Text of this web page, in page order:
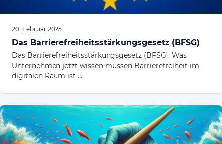
20. Februar 2025
Das Barrierefreiheitsstärkungsgesetz (BFSG)
Das Barrierefreiheitsstärkungsgesetz (BFSG): Was
Unternehmen jetzt wissen müssen Barrierefreiheit im
digitalen Raum ist ...